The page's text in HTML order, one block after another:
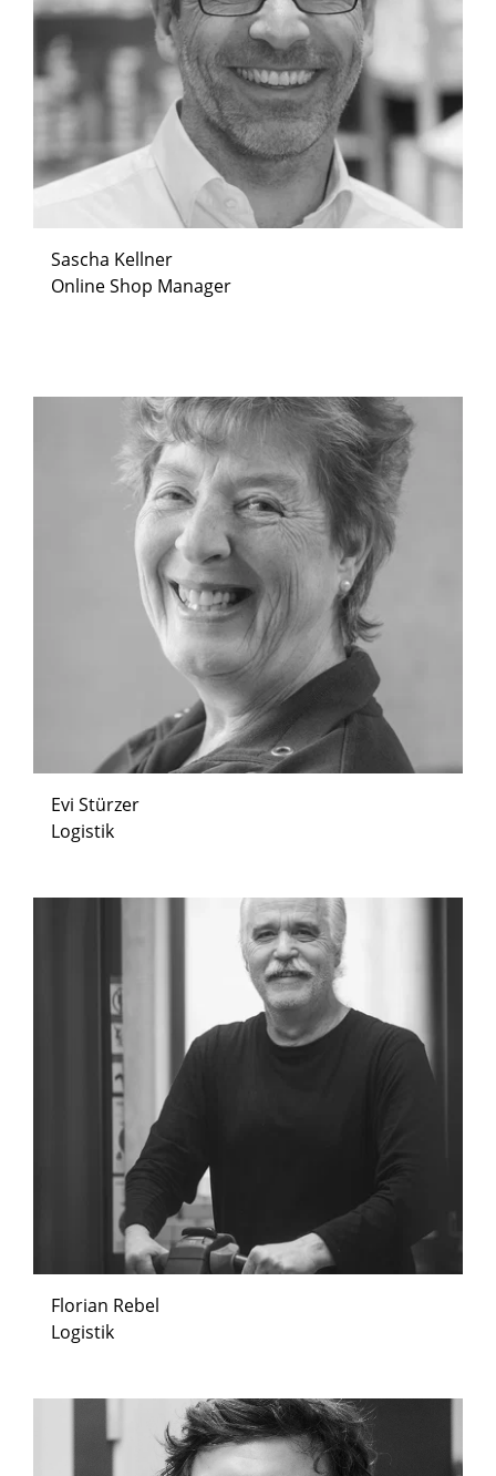
Sascha Kellner
Online Shop Manager
Evi Stürzer
Logistik
Florian Rebel
Logistik